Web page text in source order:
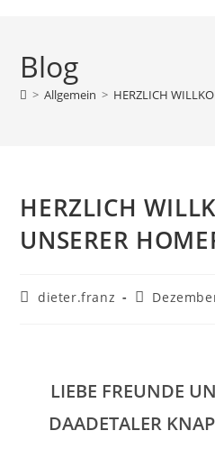
Blog
> Allgemein > HERZLICH
HERZLICH
UNSERER
dieter.franz
LIEBE FREUNDE
DAADETALER